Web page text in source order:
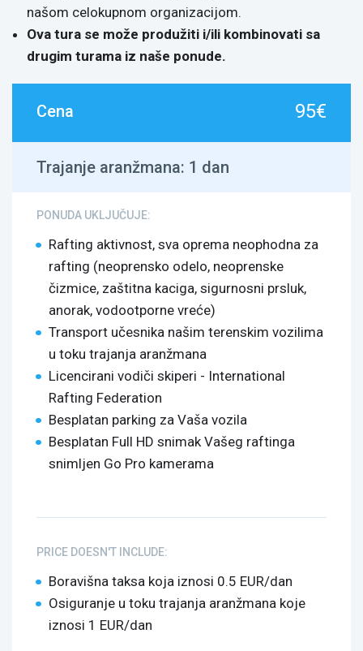
našom celokupnom organizacijom.
Ova tura se može produžiti i/ili kombinovati sa
drugim turama iz naše ponude.
Cena 95€
Trajanje aranžmana: 1 dan
PONUDA UKLJUČUJE:
Rafting aktivnost, sva oprema neophodna za
rafting (neoprensko odelo, neoprenske
čizmice, zaštitna kaciga, sigurnosni prsluk,
anorak, vodootporne vreće)
Transport učesnika našim terenskim vozilima
u toku trajanja aranžmana
Licencirani vodiči skiperi - International
Rafting Federation
Besplatan parking za Vaša vozila
Besplatan Full HD snimak Vašeg raftinga
snimljen Go Pro kamerama
PRICE DOESN'T INCLUDE:
Boravišna taksa koja iznosi 0.5 EUR/dan
Osiguranje u toku trajanja aranžmana koje
iznosi 1 EUR/dan